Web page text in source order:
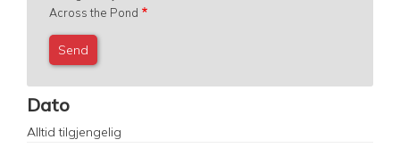
Across the Pond
Dato
Alltid tilgjengelig